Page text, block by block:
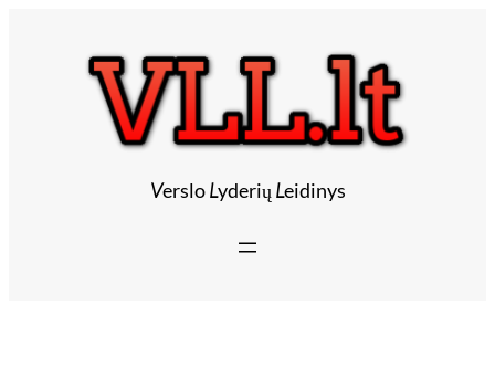
VersloLyderių Leidinys